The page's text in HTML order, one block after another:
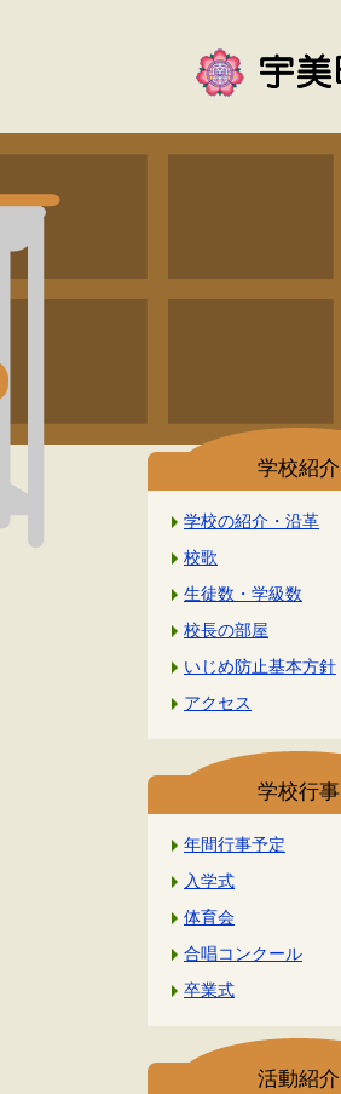
学校紹介
学校の紹介・沿革
校歌
生徒数・学級数
校長の部屋
いじめ防止基本方針
アクセス
学校行事
年間行事予定
入学式
体育会
合唱コンクール
卒業式
活動紹介